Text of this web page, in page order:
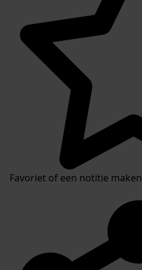
Favoriet of een notitie maken